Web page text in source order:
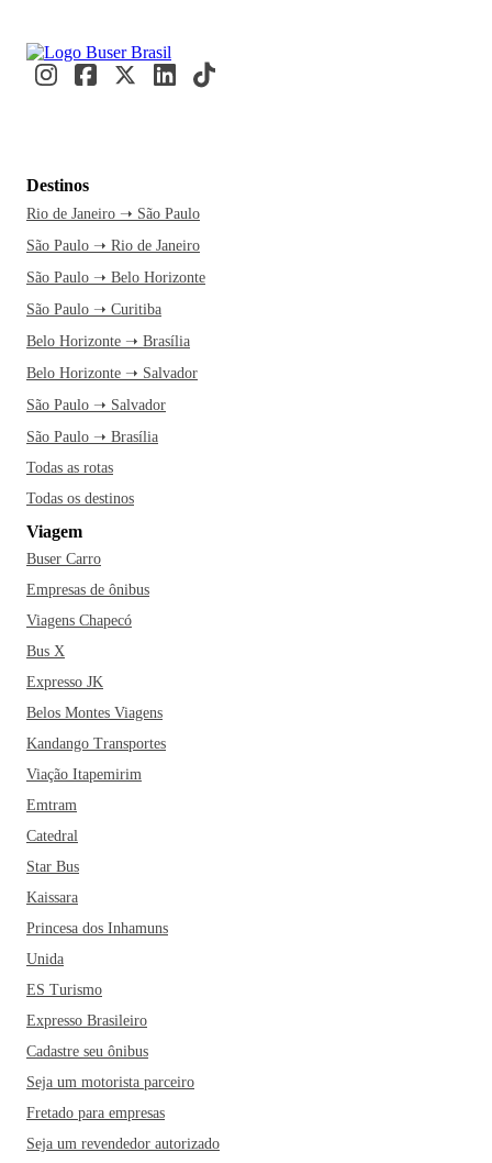
Destinos
Rio de Janeiro ➝ São Paulo
São Paulo ➝ Rio de Janeiro
São Paulo ➝ Belo Horizonte
São Paulo ➝ Curitiba
Belo Horizonte ➝ Brasília
Belo Horizonte ➝ Salvador
São Paulo ➝ Salvador
São Paulo ➝ Brasília
Todas as rotas
Todas os destinos
Viagem
Buser Carro
Empresas de ônibus
Viagens Chapecó
Bus X
Expresso JK
Belos Montes Viagens
Kandango Transportes
Viação Itapemirim
Emtram
Catedral
Star Bus
Kaissara
Princesa dos Inhamuns
Unida
ES Turismo
Expresso Brasileiro
Cadastre seu ônibus
Seja um motorista parceiro
Fretado para empresas
Seja um revendedor autorizado